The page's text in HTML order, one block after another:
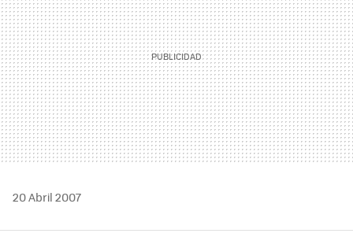
20 Abril 2007